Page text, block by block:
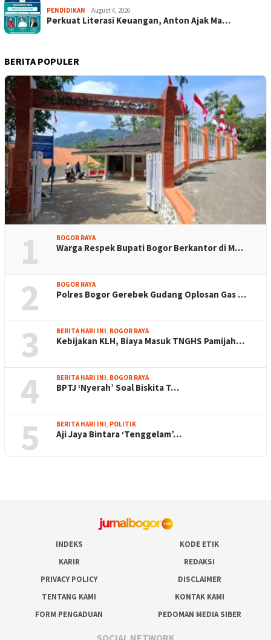
PENDIDIKAN August 4, 2026
Perkuat Literasi Keuangan, Anton Ajak Ma…
BERITA POPULER
1 BOGOR RAYA
Warga Respek Bupati Bogor Berkantor di M…
2 BOGOR RAYA
Polres Bogor Gerebek Gudang Oplosan Gas …
3 BERITA HARI INI BOGOR RAYA
Kebijakan KLH, Biaya Masuk TNGHS Pamijah…
4 BERITA HARI INI BOGOR RAYA
BPTJ ‘Nyerah’ Soal Biskita T…
5 BERITA HARI INI POLITIK
Aji Jaya Bintara ‘Tenggelam’…
INDEKS
KODE ETIK
KARIR
REDAKSI
PRIVACY POLICY
DISCLAIMER
TENTANG KAMI
KONTAK KAMI
FORM PENGADUAN
PEDOMAN MEDIA SIBER